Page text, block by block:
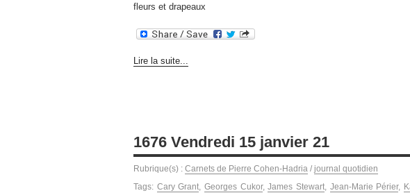
fleurs et drapeaux
Lire la suite...
1676 Vendredi 15 janvier 21
Rubrique(s) : Carnets de Pierre Cohen-Hadria / journal quotidien
Tags: Cary Grant Georges Cukor,James Stewart, Jean-Marie Périer,